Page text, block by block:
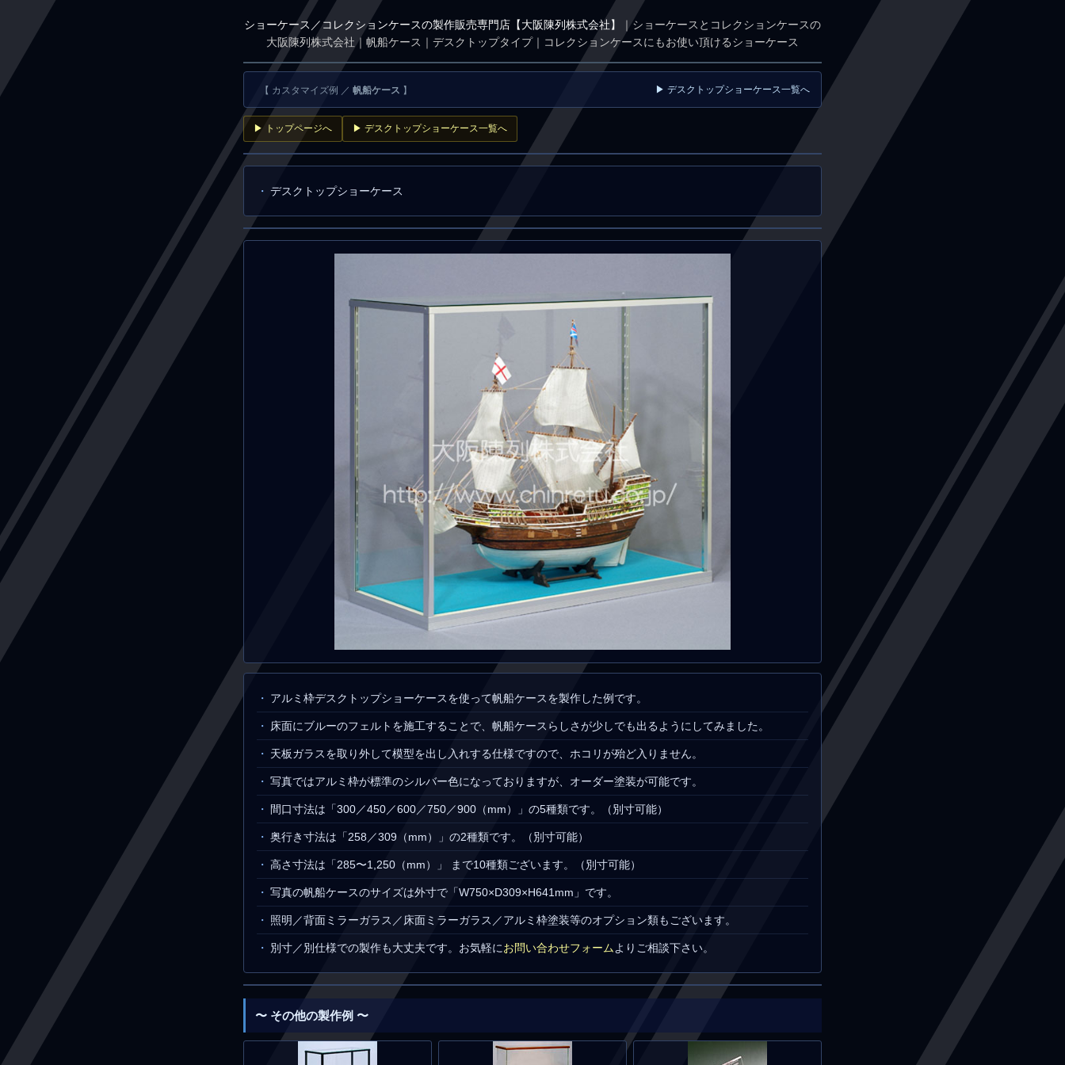
ショーケース／コレクションケースの製作販売専門店【大阪陳列株式会社】
｜ショーケースとコレクションケースの
大阪陳列株式会社｜帆船ケース｜デスクトップタイプ｜コレクションケースにもお使い頂けるショーケース
【 カスタマイズ例 ／ 帆船ケース 】 ▶ デスクトップショーケース一覧へ
▶ トップページへ ▶ デスクトップショーケース一覧へ
デスクトップショーケース
アルミ枠デスクトップショーケースを使って帆船ケースを製作した例です。
床面にブルーのフェルトを施工することで、帆船ケースらしさが少しでも出るようにしてみました。
天板ガラスを取り外して模型を出し入れする仕様ですので、ホコリが殆ど入りません。
写真ではアルミ枠が標準のシルバー色になっておりますが、オーダー塗装が可能です。
間口寸法は「300／450／600／750／900（mm）」の5種類です。（別寸可能）
奥行き寸法は「258／309（mm）」の2種類です。（別寸可能）
高さ寸法は「285〜1,250（mm）」 まで10種類ございます。（別寸可能）
写真の帆船ケースのサイズは外寸で「W750×D309×H641mm」です。
照明／背面ミラーガラス／床面ミラーガラス／アルミ枠塗装等のオプション類もございます。
別寸／別仕様での製作も大丈夫です。お気軽にお問い合わせフォームよりご相談下さい。
〜 その他の製作例 〜